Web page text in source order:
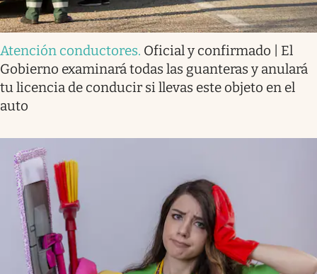
Atención conductores. Oficial y confirmado | El
Gobierno examinará todas las guanteras y anulará
tu licencia de conducir si llevas este objeto en el
auto